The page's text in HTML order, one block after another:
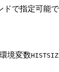
ドで指定可能
境変数